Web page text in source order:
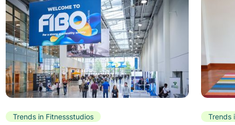
Trends in Fitnessstudios Trends